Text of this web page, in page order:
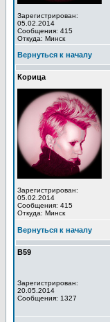
Зарегистрирован:
05.02.2014
Сообщения: 415
Откуда: Минск
Вернуться к началу
Корица
Зарегистрирован:
05.02.2014
Сообщения: 415
Откуда: Минск
Вернуться к началу
В59
Зарегистрирован:
20.05.2014
Сообщения: 1327